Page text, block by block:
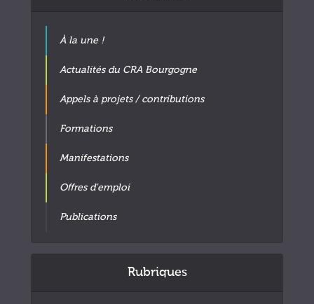
À la une !
Actualités du CRA Bourgogne
Appels à projets / contributions
Formations
Manifestations
Offres d'emploi
Publications
Rubriques